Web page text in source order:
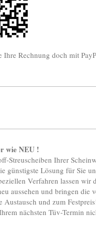
Ihre Rechnung doch mit
wie NEU !
Streuscheiben Ihrer
günstigste Lösung für Sie
Verfahren lassen wir
aussehen und bringen die
Austausch und zum
nächsten Tüv-Termin